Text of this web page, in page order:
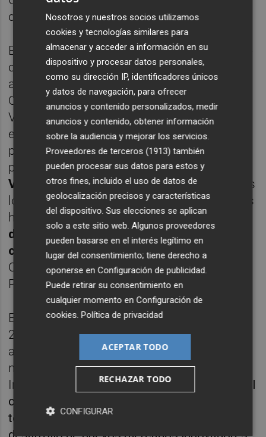
dos licitaciones.
En este caso, los proyectos CPI europeos se
concentran en varias comunidades
autónomas, entre ellas Andalucía, Cataluña,
Comunidad de Madrid, Comunitat
Valenciana y País Vasco. Estas dos últimas
están empatadas en cuarto lugar con
presencia de ambas en tres de los 24
proyectos CPI totales europeos.Sagunto,
València y Castellón de la Planason llas tres
localidades valencianas. Uno de esos planes
ha sidoEuriphi, que reformula los procesos
de compra pública agrupando los objetivos
compartidos por los llamados procesos de
Compra Pública de Innovación y de Compra
Pública Precomercial.
Estos datos corresponden a los años entre
2017 a 2022, antes del cambio de gobierno
autonómico. Este año, la intención desde el
nuevo Consell, según el director general de
Innovación,
Juan José Cortés
, es usar la CPI
como "motor de crecimiento y desarrollo del
territorio valenciano orientada a potenciar el
Nosotros y nuestros socios utilizamos
cookies y tecnologías similares para
almacenar y acceder a información en su
dispositivo y procesar datos personales,
como su dirección IP, identificadores únicos
y datos de navegación, para ofrecer
anuncios y contenido personalizados, medir
anuncios y contenido, obtener información
sobre la audiencia y mejorar los servicios.
Proveedores de terceros (1913) también
pueden procesar sus datos para estos y
otros fines, incluido el uso de datos de
geolocalización precisos y características
del dispositivo. Sus elecciones se aplican
solo a este sitio web. Algunos proveedores
pueden basarse en el interés legítimo en
lugar del consentimiento; tiene derecho a
oponerse enConfiguración de publicidad.
Puede retirar su consentimiento en
cualquier momento enConfiguración de
cookies.Política de privacidad
ACEPTAR TODO
RECHAZAR TODO
CONFIGURAR